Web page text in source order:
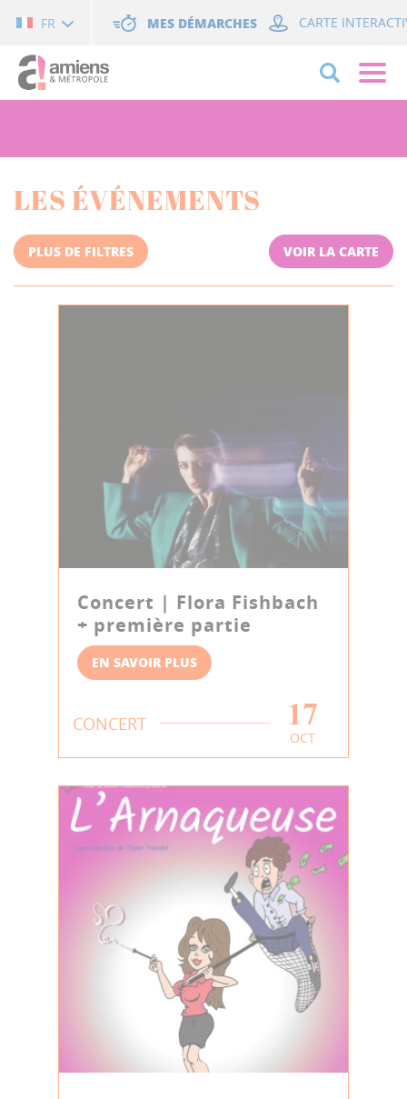
FR MES DÉMARCHES CARTE
LES ÉVÉNEMENTS
PLUS DE FILTRES VOIR LA CARTE
Concert | Flora Fishbach
+ première partie
EN SAVOIR PLUS
CONCERT 17
OCT